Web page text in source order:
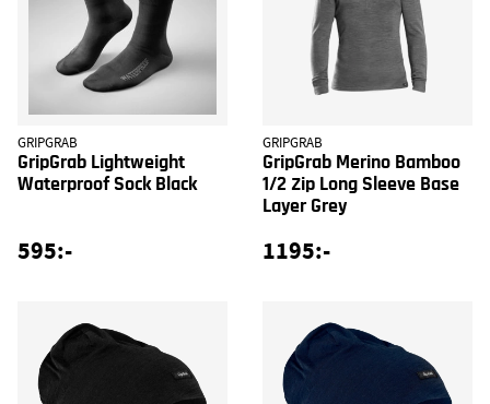
GRIPGRAB
GripGrab Lightweight
Waterproof Sock Black
595:-
GRIPGRAB
GripGrab Merino Bamboo
1/2 Zip Long Sleeve Base
Layer Grey
1195:-